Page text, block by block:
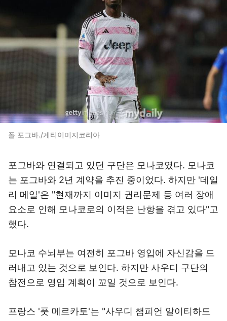
폴 포그바./게티이미지코리아
포그바와 연결되고 있던 구단은 모나코였다. 모나코
는 포그바와 2년 계약을 추진 중이었다. 하지만 '데일
리 메일'은 "현재까지 이미지 권리문제 등 여러 장애
요소로 인해 모나코로의 이적은 난항을 겪고 있다"고
했다.
모나코 수뇌부는 여전히 포그바 영입에 자신감을 드
러내고 있는 것으로 보인다. 하지만 사우디 구단의
참전으로 영입 계획이 꼬일 것으로 보인다.
프랑스 '풋 메르카토'는 "사우디 챔피언 알이티하드